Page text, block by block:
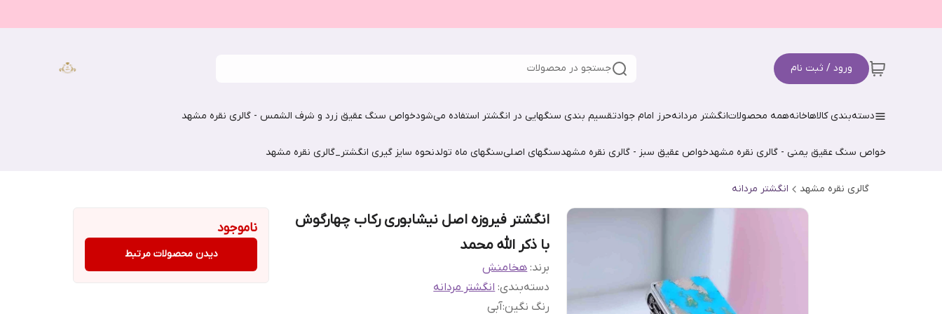
ورود / ثبت نام جستجو در محصولات
دسته‌بندی کالاهاخانههمه محصولاتانگشتر مردانهحرز امام جوادتقسیم بندی سنگهایی در انگشتر استفاده می‌شودخواص سنگ عقیق زرد و شرف الشمس - گالری نقره مشهد
خواص سنگ عقیق یمنی - گالری نقره مشهدخواص عقیق سبز - گالری نقره مشهدسنگهای اصلیسنگهای ماه تولدنحوه سایز گیری انگشتر_گالری نقره مشهد
گالری نقره مشهد انگشتر مردانه
انگشتر فیروزه اصل نیشابوری رکاب چهارگوش
با ذکر الله محمد
برند: هخامنش
دسته‌بندی:انگشتر مردانه
رنگ نگین:آبی
ناموجود
دیدن محصولات مرتبط